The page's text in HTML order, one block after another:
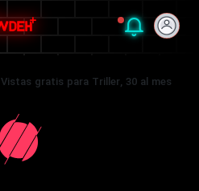
Vistas gratis para Triller, 30 al mes